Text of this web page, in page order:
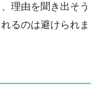
理由を聞き出そう
るのは避けられま